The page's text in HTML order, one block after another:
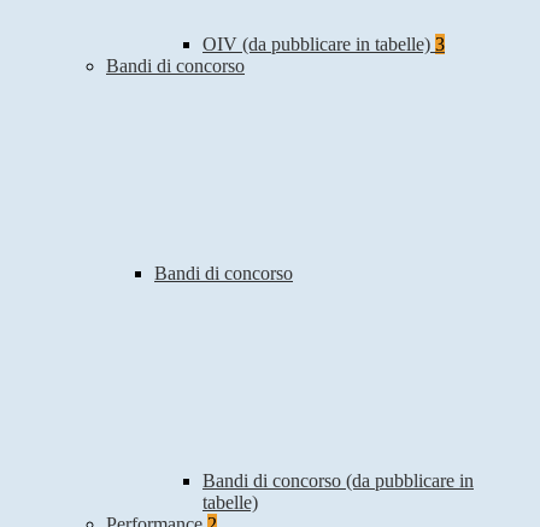
OIV (da pubblicare in tabelle) 3
Bandi di concorso
Bandi di concorso
Bandi di concorso (da pubblicare in
tabelle)